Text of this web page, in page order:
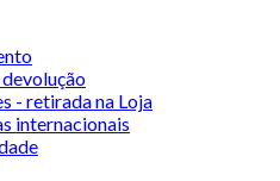
- retirada na Loja
internacionais